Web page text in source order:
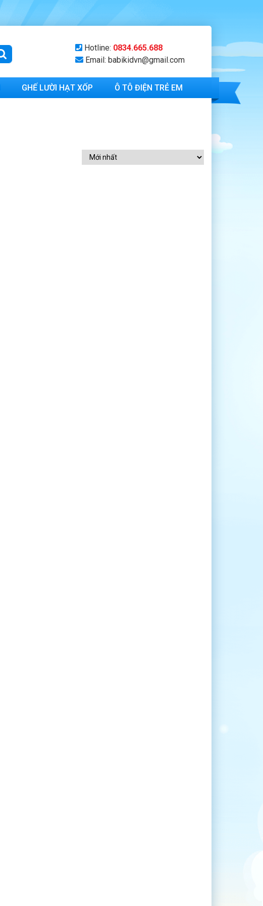
Hotline: 0834.665.688
Email: babikidvn@gmail.com
GHẾ LƯỜI HẠT XỐP Ô TÔ ĐIỆN TRẺ EM